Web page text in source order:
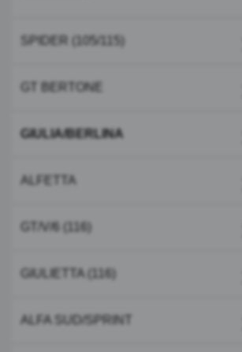
SPIDER (105/115)
GT BERTONE
GIULIA/BERLINA
ALFETTA
GT/V/6 (116)
GIULIETTA (116)
ALFA SUD/SPRINT